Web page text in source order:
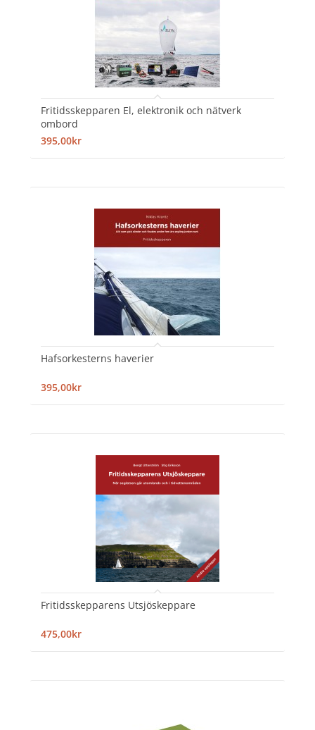
Fritidsskepparen El, elektronik och nätverk
ombord
395,00kr
Hafsorkesterns haverier
395,00kr
Fritidsskepparens Utsjöskeppare
475,00kr